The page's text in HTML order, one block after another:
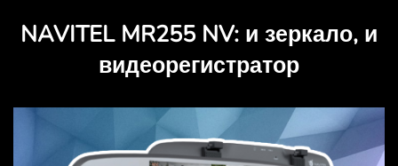
NAVITEL MR255 NV: и зеркало, и
видеорегистратор